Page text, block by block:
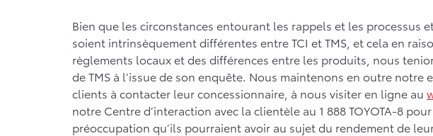
Bien que les circonstances entourant les rappels et les processus
soient intrinsèquement différentes entre TCI et TMS, et cela en
règlements locaux et des différences entre les produits, nous
de TMS à l’issue de son enquête. Nous maintenons en outre notre
clients à contacter leur concessionnaire, à nous visiter en ligne au
notre Centre d’interaction avec la clientèle au 1 888 TOYOTA-8
préoccupation qu’ils pourraient avoir au sujet du rendement de